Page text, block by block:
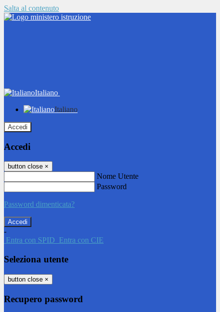
Salta al contenuto
Italiano
Italiano
Accedi
Accedi
button close ×
Nome Utente
Password
Password dimenticata?
-
Entra con SPID Entra con CIE
Seleziona utente
button close ×
Recupero password